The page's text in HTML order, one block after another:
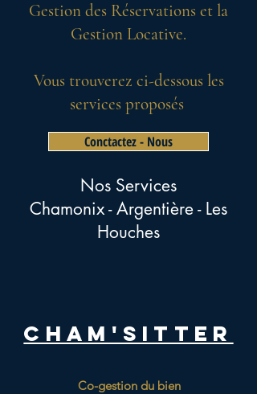
Gestion des Réservations et la
Gestion Locative.
Vous trouverez ci-dessous les
services proposés
Conctactez - Nous
Nos Services
Chamonix - Argentière - Les
Houches
Cham'Sitter
Co-gestion du bien